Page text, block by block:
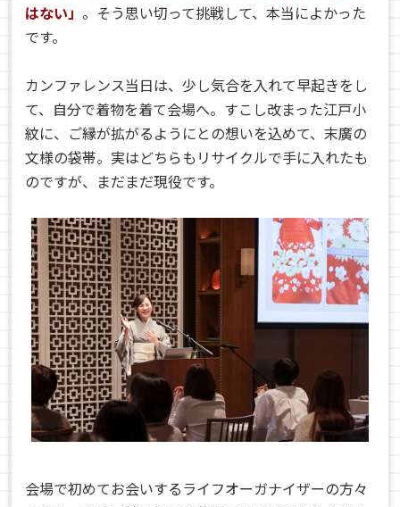
はない」 。そう思い切って挑戦して、本当によかった
です。
カンファレンス当日は、少し気合を入れて早起きをし
て、自分で着物を着て会場へ。すこし改まった江戸小
紋に、ご縁が拡がるようにとの想いを込めて、末廣の
文様の袋帯。実はどちらもリサイクルで手に入れたも
のですが、まだまだ現役です。
会場で初めてお会いするライフオーガナイザーの方々